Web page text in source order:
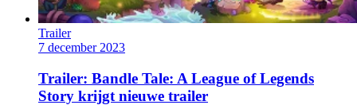
Trailer
7 december 2023
Trailer: Bandle Tale: A League of Legends
Story krijgt nieuwe trailer